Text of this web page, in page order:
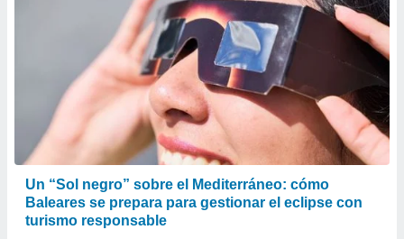
Un “Sol negro” sobre el Mediterráneo: cómo
Baleares se prepara para gestionar el eclipse con
turismo responsable